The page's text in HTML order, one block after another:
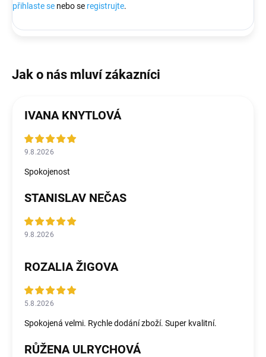
přihlaste se nebo se registrujte.
IVANA KNYTLOVÁ
9.8.2026
Spokojenost
STANISLAV NEČAS
9.8.2026
ROZALIA ŽIGOVA
5.8.2026
Spokojená velmi. Rychle dodání zboží. Super kvalitní.
RŮŽENA ULRYCHOVÁ